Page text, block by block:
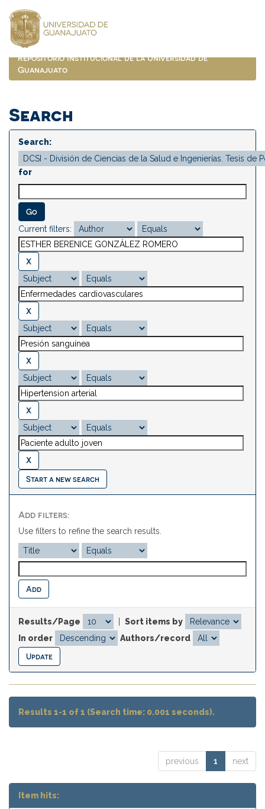
navigation
Repositorio Institucional de la Universidad de
Guanajuato
Search
Search:
for
Current filters:
Start a new search
Add filters:
Use filters to refine the search results.
Results/Page
Sort items by
In order
Authors/record
Results 1-1 of 1 (Search time: 0.001 seconds).
previous 1 next
Item hits: